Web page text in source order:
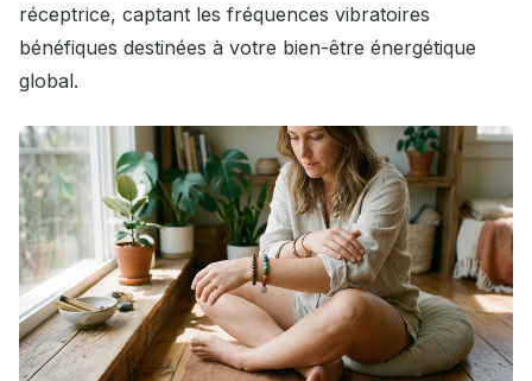
réceptrice, captant les fréquences vibratoires
bénéfiques destinées à votre bien-être énergétique
global.